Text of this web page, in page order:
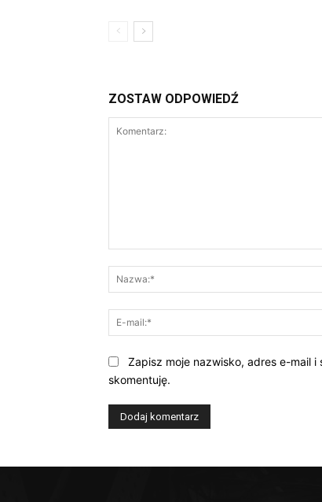
ZOSTAW ODPOWIEDŹ
Zapisz moje nazwisko, adres e-mail
skomentuję.